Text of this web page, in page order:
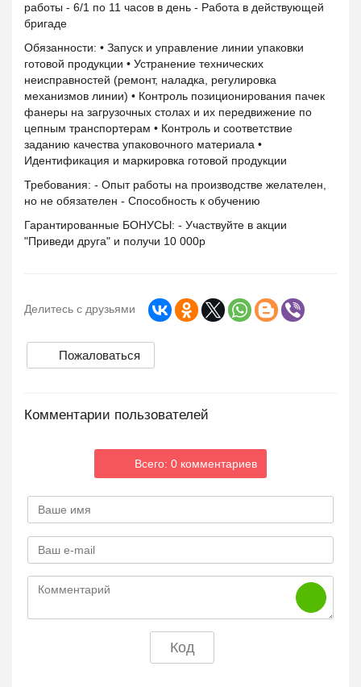
работы - 6/1 по 11 часов в день - Работа в действующей
бригаде
Обязанности: • Запуск и управление линии упаковки
готовой продукции • Устранение технических
неисправностей (ремонт, наладка, регулировка
механизмов линии) • Контроль позиционирования пачек
фанеры на загрузочных столах и их передвижение по
цепным транспортерам • Контроль и соответствие
заданию качества упаковочного материала •
Идентификация и маркировка готовой продукции
Требования: - Опыт работы на производстве желателен,
но не обязателен - Способность к обучению
Гарантированные БОНУСЫ: - Участвуйте в акции
"Приведи друга" и получи 10 000р
Делитесь с друзьями
Пожаловаться
Комментарии пользователей
Всего: 0 комментариев